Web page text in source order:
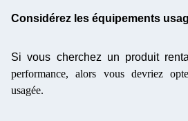
Considérez les équipements
Si vous cherchez un produit
performance, alors vous devriez
usagée.